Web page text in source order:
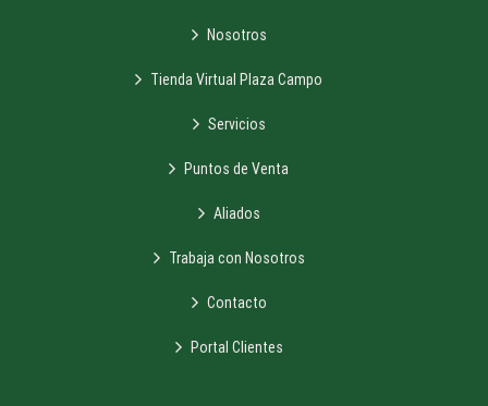
Nosotros
Tienda Virtual Plaza Campo
Servicios
Puntos de Venta
Aliados
Trabaja con Nosotros
Contacto
Portal Clientes